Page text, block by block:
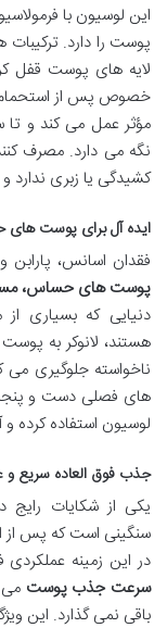
این لوسیون با
پوست را دارد.
لایه های پوست قفل
خصوص پس از
مؤثر عمل می کند و
نگه می دارد. مصرف
کشیدگی یا زبری ندارد
ایده آل برای پوست
فقدان اسانس، پارابن
پوست های حساس،
دنیایی که بسیاری
هستند، لانوکر به
ناخواسته جلوگیری می
های فصلی دست و پنجه
لوسیون استفاده کرده و
جذب فوق العاده سریع و
یکی از شکایات
سنگینی است که پس از
در این زمینه
سرعت جذب پوست
باقی نمی گذارد. این